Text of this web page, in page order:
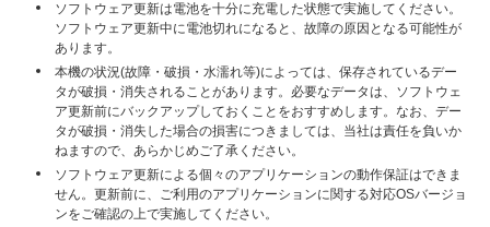
ソフトウェア更新は電池を十分に充電した状態で実施してください。
ソフトウェア更新中に電池切れになると、故障の原因となる可能性が
あります。
本機の状況(故障・破損・水濡れ等)によっては、保存されているデー
タが破損・消失されることがあります。必要なデータは、ソフトウェ
ア更新前にバックアップしておくことをおすすめします。なお、デー
タが破損・消失した場合の損害につきましては、当社は責任を負いか
ねますので、あらかじめご了承ください。
ソフトウェア更新による個々のアプリケーションの動作保証はできま
せん。更新前に、ご利用のアプリケーションに関する対応OSバージョ
ンをご確認の上で実施してください。